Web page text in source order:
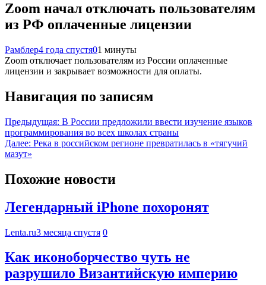
Zoom начал отключать пользователям
из РФ оплаченные лицензии
Рамблер4 года спустя01 минуты
Zoom отключает пользователям из России оплаченные
лицензии и закрывает возможности для оплаты.
Навигация по записям
Предыдущая: В России предложили ввести изучение языков
программирования во всех школах страны
Далее: Река в российском регионе превратилась в «тягучий
мазут»
Похожие новости
Легендарный iPhone похоронят
Lenta.ru3 месяца спустя 0
Как иконоборчество чуть не
разрушило Византийскую империю